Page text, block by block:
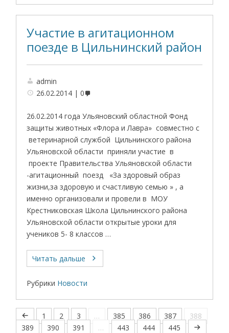
Участие в агитационном
поезде в Цильнинский район
admin
26.02.2014
0
26.02.2014 года Ульяновский областной Фонд
защиты животных «Флора и Лавра» совместно с
ветеринарной службой Цильнинского района
Ульяновской области приняли участие в
проекте Правительства Ульяновской области
-агитационный поезд «За здоровый образ
жизни,за здоровую и счастливую семью » , а
именно организовали и провели в МОУ
Крестниковская Школа Цильнинского района
Ульяновской области открытые уроки для
учеников 5- 8 классов …
Читать дальше
Рубрики Новости
1 2 3 … 385 386 387
388
389
390 391 … 443 444 445